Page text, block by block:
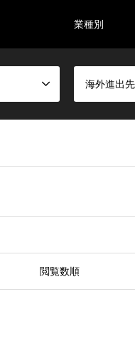
業種別
海外進出
閲覧数順